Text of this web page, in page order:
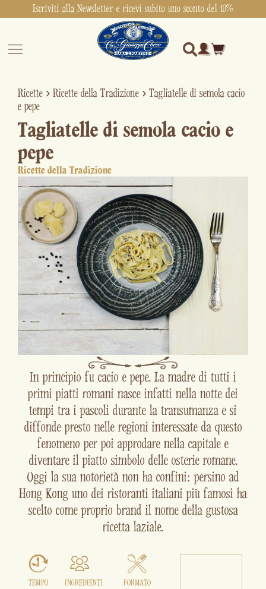
Iscriviti alla Newsletter e ricevi subito uno sconto del 10%
Ricette › Ricette della Tradizione › Tagliatelle di semola cacio
e pepe
Tagliatelle di semola cacio e
pepe
Ricette della Tradizione
In principio fu cacio e pepe. La madre di tutti i
primi piatti romani nasce infatti nella notte dei
tempi tra i pascoli durante la transumanza e si
diffonde presto nelle regioni interessate da questo
fenomeno per poi approdare nella capitale e
diventare il piatto simbolo delle osterie romane.
Oggi la sua notorietà non ha confini: persino ad
Hong Kong uno dei ristoranti italiani più famosi ha
scelto come proprio brand il nome della gustosa
ricetta laziale.
TEMPO
INGREDIENTI
FORMATO